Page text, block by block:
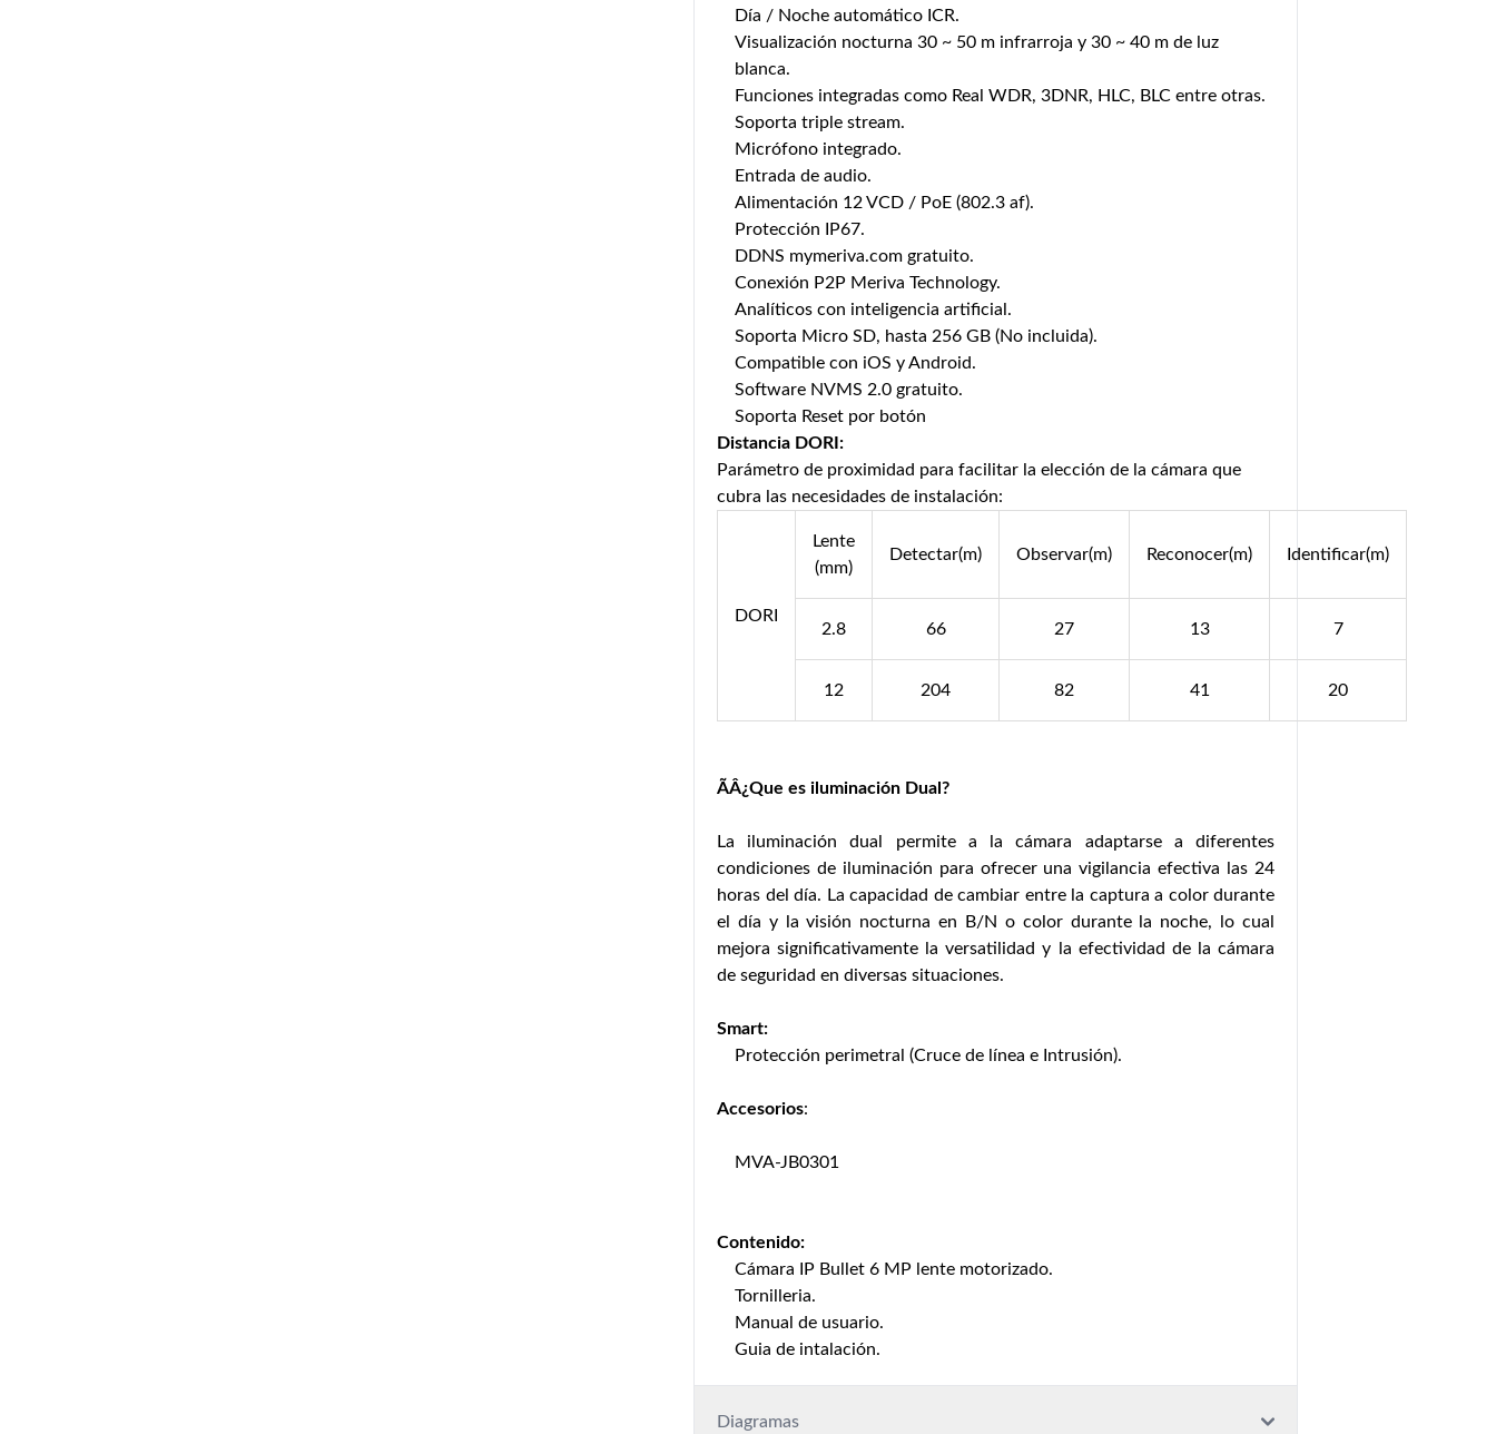
Día / Noche automático ICR.
Visualización nocturna 30 ~ 50 m infrarroja y 30 ~ 40 m de luz
blanca.
Funciones integradas como Real WDR, 3DNR, HLC, BLC entre otras.
Soporta triple stream.
Micrófono integrado.
Entrada de audio.
Alimentación 12 VCD / PoE (802.3 af).
Protección IP67.
DDNS mymeriva.com gratuito.
Conexión P2P Meriva Technology.
Analíticos con inteligencia artificial.
Soporta Micro SD, hasta 256 GB (No incluida).
Compatible con iOS y Android.
Software NVMS 2.0 gratuito.
Soporta Reset por botón
Distancia DORI:
Parámetro de proximidad para facilitar la elección de la cámara que
cubra las necesidades de instalación:
DORI
Lente
(mm)
Detectar(m) Observar(m) Reconocer(m) Identificar(m)
2.8 66 27 13 7
12 204 82 41 20
ÃÂ¿Que es iluminación Dual?
La iluminación dual permite a la cámara adaptarse a diferentes
condiciones de iluminación para ofrecer una vigilancia efectiva las 24
horas del día. La capacidad de cambiar entre la captura a color durante
el día y la visión nocturna en B/N o color durante la noche, lo cual
mejora significativamente la versatilidad y la efectividad de la cámara
de seguridad en diversas situaciones.
Smart:
Protección perimetral (Cruce de línea e Intrusión).
Accesorios:
MVA-JB0301
Contenido:
Cámara IP Bullet 6 MP lente motorizado.
Tornilleria.
Manual de usuario.
Guia de intalación.
Diagramas